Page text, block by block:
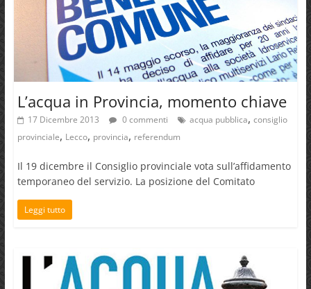
L’acqua in Provincia, momento chiave
17 Dicembre 2013 0 commenti acqua pubblica, consiglio
provinciale, Lecco, provincia, referendum
Il 19 dicembre il Consiglio provinciale vota sull’affidamento
temporaneo del servizio. La posizione del Comitato
Leggi tutto